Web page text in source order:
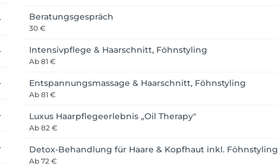
Beratungsgespräch
30 €
Intensivpflege & Haarschnitt, Föhnstyling
Ab 81 €
Entspannungsmassage & Haarschnitt, Föhnstyling
Ab 81 €
Luxus Haarpflegeerlebnis „Oil Therapy"
Ab 82 €
Detox-Behandlung für Haare & Kopfhaut inkl. Föhnstyling
Ab 72 €